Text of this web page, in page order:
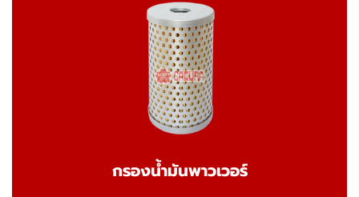
กรองน้ำมันพาวเวอร์